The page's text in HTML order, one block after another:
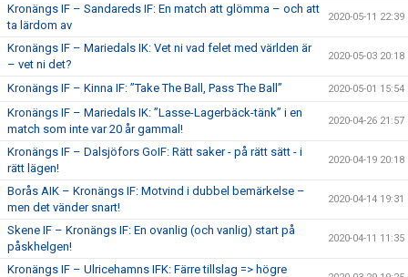
Kronängs IF – Sandareds IF: En match att glömma – och att
ta lärdom av
2020-05-11 22:39
Kronängs IF – Mariedals IK: Vet ni vad felet med världen är
– vet ni det?
2020-05-03 20:18
Kronängs IF – Kinna IF: ”Take The Ball, Pass The Ball” 2020-05-01 15:54
Kronängs IF – Mariedals IK: ”Lasse-Lagerbäck-tänk” i en
match som inte var 20 år gammal!
2020-04-26 21:57
Kronängs IF – Dalsjöfors GoIF: Rätt saker - på rätt sätt - i
rätt lägen!
2020-04-19 20:18
Borås AIK – Kronängs IF: Motvind i dubbel bemärkelse –
men det vänder snart!
2020-04-14 19:31
Skene IF – Kronängs IF: En ovanlig (och vanlig) start på
påskhelgen!
2020-04-11 11:35
Kronängs IF – Ulricehamns IFK: Färre tillslag => högre